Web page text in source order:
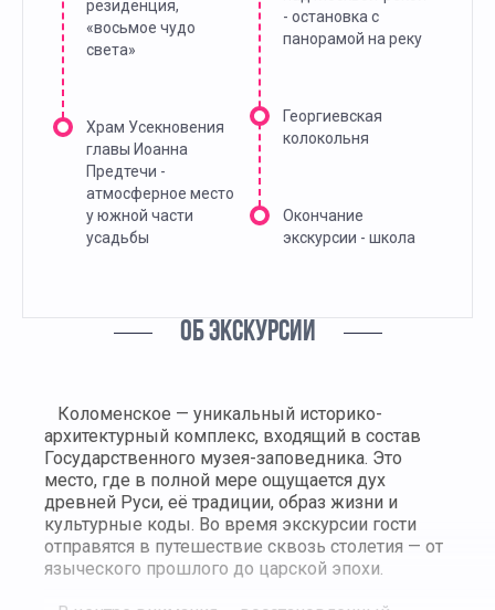
резиденция,
«восьмое чудо
света»
Храм Усекновения
главы Иоанна
Предтечи -
атмосферное место
у южной части
усадьбы
- остановка с
панорамой на реку
Георгиевская
колокольня
Окончание
экскурсии - школа
ОБ ЭКСКУРСИИ
Коломенское — уникальный историко-
архитектурный комплекс, входящий в состав
Государственного музея-заповедника. Это
место, где в полной мере ощущается дух
древней Руси, её традиции, образ жизни и
культурные коды. Во время экскурсии гости
отправятся в путешествие сквозь столетия — от
языческого прошлого до царской эпохи.